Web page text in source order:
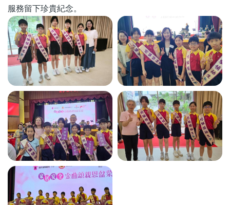
服務留下珍貴紀念。